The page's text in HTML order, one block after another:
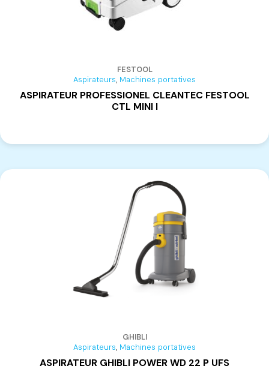
FESTOOL
Aspirateurs, Machines portatives
ASPIRATEUR PROFESSIONEL CLEANTEC FESTOOL
CTL MINI I
GHIBLI
Aspirateurs, Machines portatives
ASPIRATEUR GHIBLI POWER WD 22 P UFS